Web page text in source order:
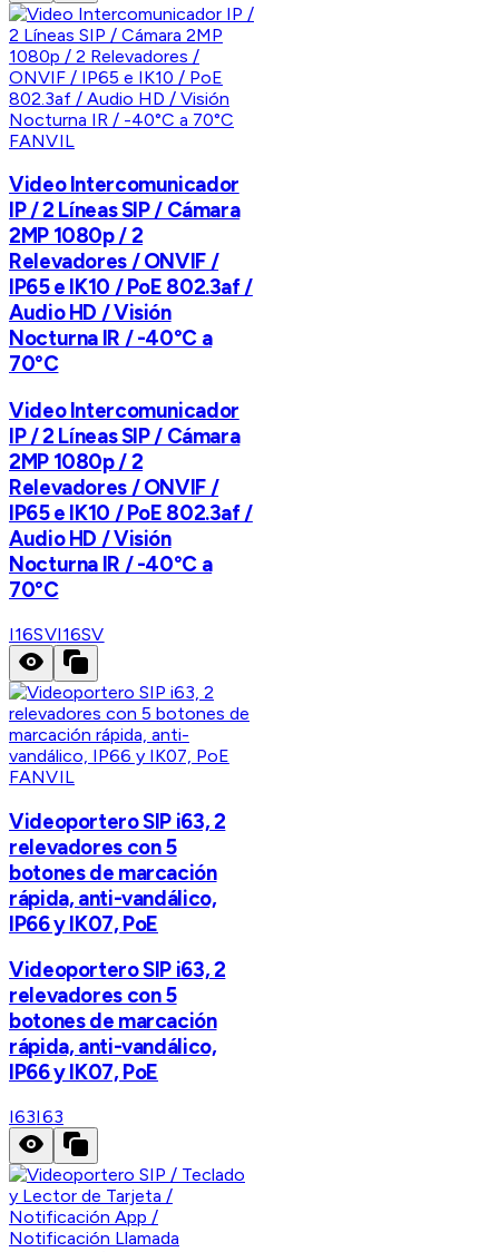
FANVIL
Video Intercomunicador
IP / 2 Líneas SIP / Cámara
2MP 1080p / 2
Relevadores / ONVIF /
IP65 e IK10 / PoE 802.3af /
Audio HD / Visión
Nocturna IR / -40°C a
70°C
Video Intercomunicador
IP / 2 Líneas SIP / Cámara
2MP 1080p / 2
Relevadores / ONVIF /
IP65 e IK10 / PoE 802.3af /
Audio HD / Visión
Nocturna IR / -40°C a
70°C
I16SVI16SV
FANVIL
Videoportero SIP i63, 2
relevadores con 5
botones de marcación
rápida, anti-vandálico,
IP66 y IK07, PoE
Videoportero SIP i63, 2
relevadores con 5
botones de marcación
rápida, anti-vandálico,
IP66 y IK07, PoE
I63I63